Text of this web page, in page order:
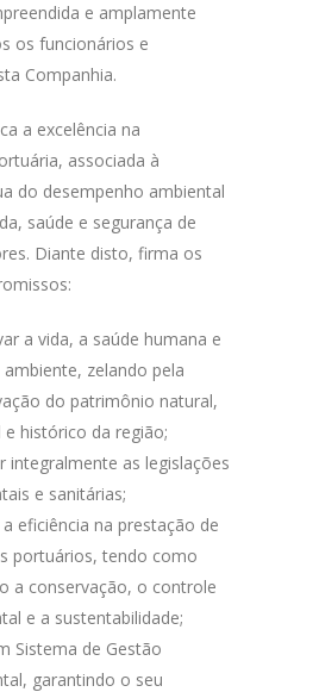
e amplamente
os funcionários e
Companhia.
a excelência na
associada à
do desempenho ambiental
saúde e segurança de
Diante disto, firma os
a vida, a saúde humana e
zelando pela
do patrimônio natural,
e histórico da região;
integralmente as legislações
e sanitárias;
eficiência na prestação de
portuários, tendo como
a conservação, o controle
e a sustentabilidade;
Sistema de Gestão
garantindo o seu